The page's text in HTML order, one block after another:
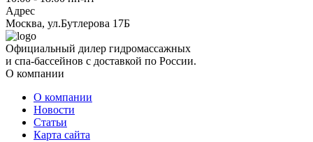
Адрес
Москва, ул.Бутлерова 17Б
Официальный дилер гидромассажных
и спа-бассейнов с доставкой по России.
О компании
О компании
Новости
Статьи
Карта сайта